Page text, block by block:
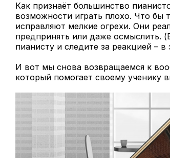
Как признаёт большинство
возможности играть плохо. Что бы
исправляют мелкие огрехи. Они
предпринять или даже осмыслить.
пианисту и следите за реакцией –
И вот мы снова возвращаемся к
который помогает своему ученику